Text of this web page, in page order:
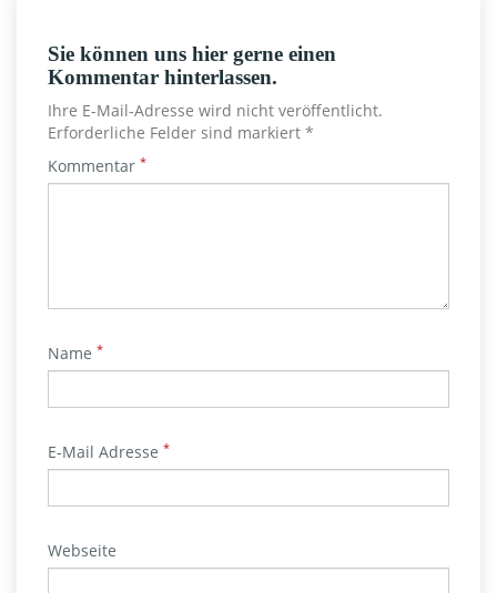
Sie können uns hier gerne einen
Kommentar hinterlassen.
Ihre E-Mail-Adresse wird nicht veröffentlicht.
Erforderliche Felder sind markiert *
Kommentar *
Name *
E-Mail Adresse *
Webseite